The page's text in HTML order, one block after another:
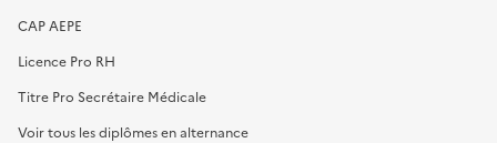
CAP AEPE
Licence Pro RH
Titre Pro Secrétaire Médicale
Voir tous les diplômes en alternance